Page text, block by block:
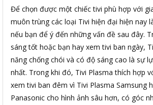
Để chọn được một chiếc tivi phù hợp với
muôn trùng các loại Tivi hiện đại hiện nay
nếu bạn để ý đến những vấn đề sau đây.
sáng tốt hoặc bạn hay xem tivi ban ngày,
năng chống chói và có độ sáng cao là sự
nhất. Trong khi đó, Tivi Plasma thích hợp
xem tivi ban đêm vì Tivi Plasma Samsung
Panasonic cho hình ảnh sâu hơn, có góc